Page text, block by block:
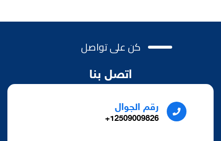
كن على تواصل
اتصل بنا
رقم الجوال
12509009826+